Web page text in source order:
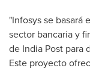
"Infosys se basará
sector bancaria y
de India Post para
Este proyecto